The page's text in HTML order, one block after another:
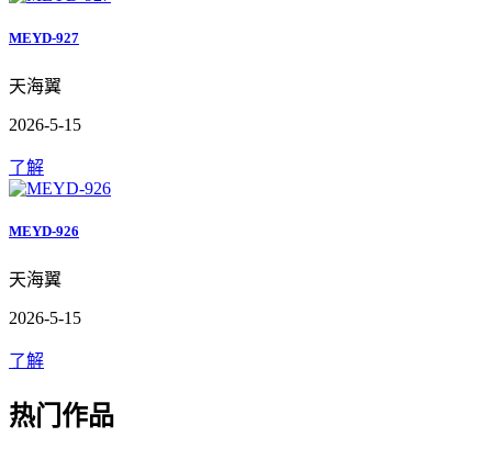
MEYD-927
天海翼
2026-5-15
了解
MEYD-926
天海翼
2026-5-15
了解
热门作品